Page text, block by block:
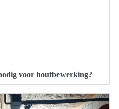
voor houtbewerking?